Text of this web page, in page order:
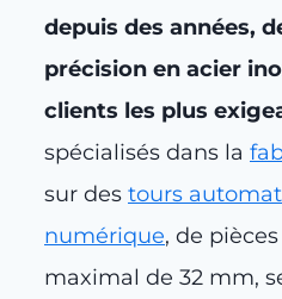
depuis des années,
précision en acier
clients les plus
spécialisés dans la
sur des tours
numérique, de
maximal de 32 mm,